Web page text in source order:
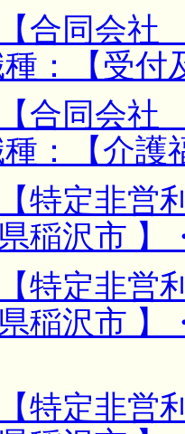
合同会社
：【受付
合同会社
：【介
特定非
稲沢市 】
特定非
稲沢市 】
特定非